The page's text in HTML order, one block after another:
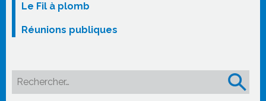
Le Fil à plomb
Réunions publiques
Rechercher :